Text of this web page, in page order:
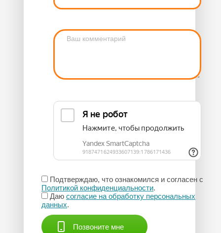
Подтверждаю, что ознакомился и согласен с
Политикой конфиденциальности.
Даю согласие на обработку персональных
данных.
Позвоните мне